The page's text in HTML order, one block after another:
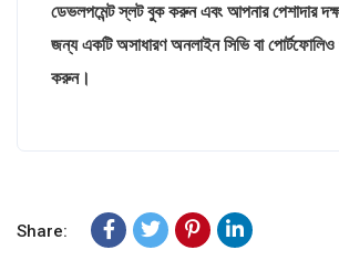
ডেভলপমেন্ট স্লট বুক করুন এবং আপনার পেশাদার
জন্য একটি অসাধারণ অনলাইন সিভি বা
করুন।
Share: